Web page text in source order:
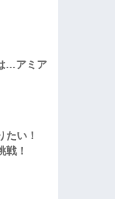
…アミア
たい！
戦！